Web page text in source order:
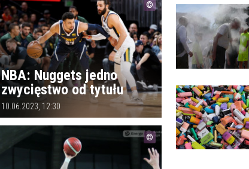
NBA: Nuggets jedno
zwycięstwo od tytułu
10.06.2023, 12:30